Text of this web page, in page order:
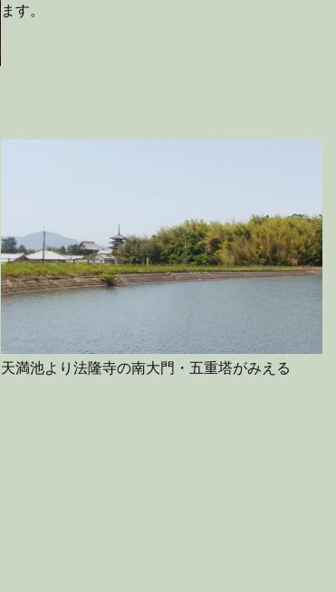
ます。
天満池より法隆寺の南大門・五重塔がみえる